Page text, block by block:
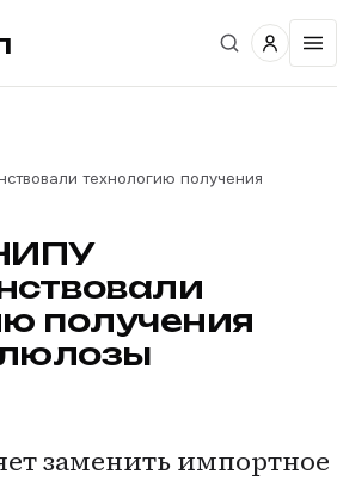
технологию получения
получения
заменить импортное